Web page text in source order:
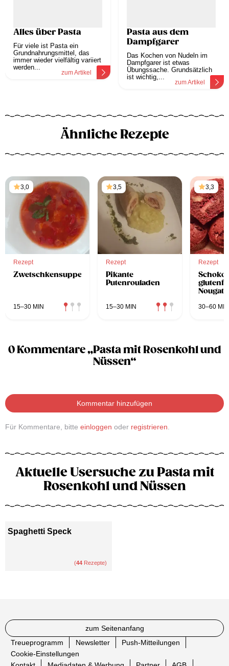
Alles über Pasta
Für viele ist Pasta ein
Grundnahrungsmittel, das
immer wieder vielfältig variiert
werden...
zum Artikel
Pasta aus dem
Dampfgarer
Das Kochen von Nudeln im
Dampfgarer ist etwas
Übungssache. Grundsätzlich
ist wichtig,...
zum Artikel
Ähnliche Rezepte
3,0
Rezept
Zwetschkensuppe
15–30 MIN
3,5
Rezept
Pikante
Putenrouladen
15–30 MIN
3,3
Rezept
30–60 MIN
0 Kommentare „Pasta mit Rosenkohl und
Nüssen“
Kommentar hinzufügen
Für Kommentare, bitte einloggen oder registrieren
Aktuelle Usersuche zu Pasta mit
Rosenkohl und Nüssen
Spaghetti Speck
(44 Rezepte)
zum Seitenanfang
Treueprogramm
Newsletter
Push-Mitteilungen
Cookie-Einstellungen